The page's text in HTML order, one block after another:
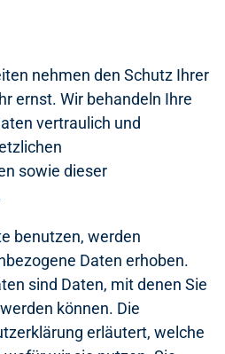
nehmen den Schutz Ihrer
ernst. Wir behandeln Ihre
vertraulich und
sowie dieser
benutzen, werden
Daten erhoben.
sind Daten, mit denen Sie
können. Die
erläutert, welche